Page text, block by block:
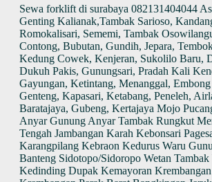
Sewa forklift di surabaya 082131404044
Genting Kalianak,Tambak Sarioso,
Romokalisari, Sememi, Tambak
Contong, Bubutan, Gundih, Jepara,
Kedung Cowek, Kenjeran, Sukolilo Baru,
Dukuh Pakis, Gunungsari, Pradah Kali
Gayungan, Ketintang, Menanggal,
Genteng, Kapasari, Ketabang, Peneleh,
Baratajaya, Gubeng, Kertajaya Mojo
Anyar Gunung Anyar Tambak Rungkut
Tengah Jambangan Karah Kebonsari
Karangpilang Kebraon Kedurus Waru
Banteng Sidotopo/Sidoropo Wetan
Kedinding Dupak Kemayoran